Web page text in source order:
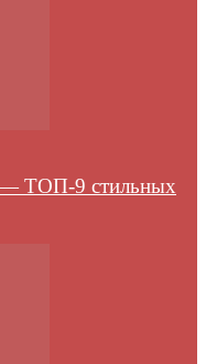
ТОП-9 стильных